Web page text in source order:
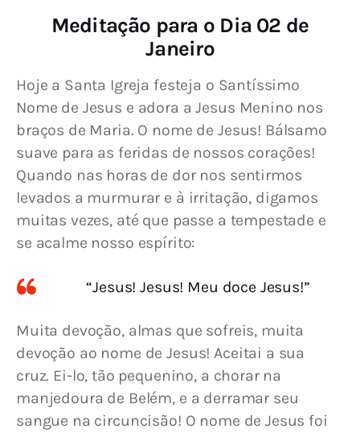
Meditação para o Dia 02 de
Janeiro
Hoje a Santa Igreja festeja o Santíssimo
Nome de Jesus e adora a Jesus Menino nos
braços de Maria. O nome de Jesus! Bálsamo
suave para as feridas de nossos corações!
Quando nas horas de dor nos sentirmos
levados a murmurar e à irritação, digamos
muitas vezes, até que passe a tempestade e
se acalme nosso espírito:
“Jesus! Jesus! Meu doce Jesus!”
Muita devoção, almas que sofreis, muita
devoção ao nome de Jesus! Aceitai a sua
cruz. Ei-lo, tão pequenino, a chorar na
manjedoura de Belém, e a derramar seu
sangue na circuncisão! O nome de Jesus foi